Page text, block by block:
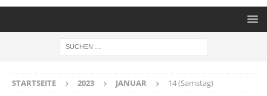
STARTSEITE 2023 JANUAR 14 (Samstag)